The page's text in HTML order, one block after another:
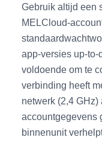
Gebruik altijd een
app‑versies
voldoende om te
verbinding heeft
netwerk (2,4
accountgegevens
binnenunit